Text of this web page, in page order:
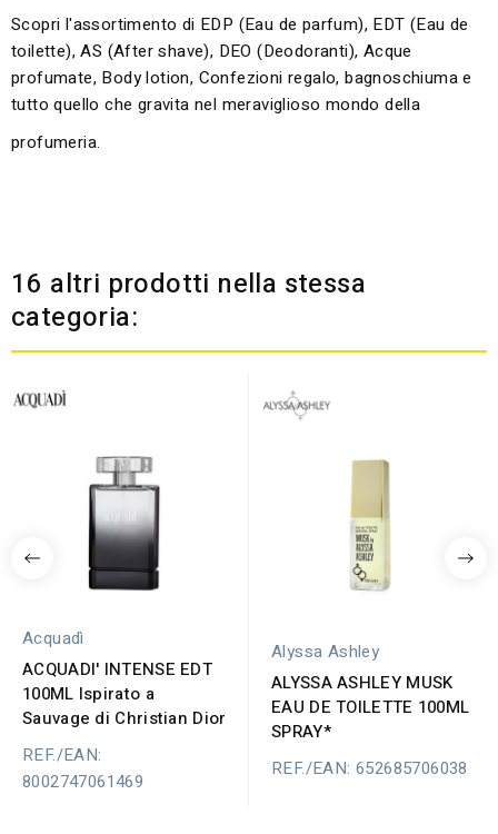
Scopri l'assortimento di EDP (Eau de parfum), EDT (Eau de
toilette), AS (After shave), DEO (Deodoranti), Acque
profumate, Body lotion, Confezioni regalo, bagnoschiuma e
tutto quello che gravita nel meraviglioso mondo della
profumeria.
16 altri prodotti nella stessa
categoria:
Acquadì
ACQUADI' INTENSE EDT
100ML Ispirato a
Sauvage di Christian Dior
REF./EAN:
8002747061469
Alyssa Ashley
ALYSSA ASHLEY MUSK
EAU DE TOILETTE 100ML
SPRAY*
REF./EAN: 652685706038